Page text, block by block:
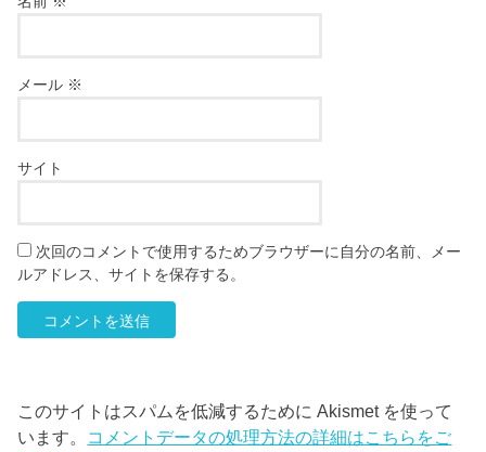
メール ※
サイト
次回のコメントで使用するためブラウザーに自分の名前、メー
ルアドレス、サイトを保存する。
このサイトはスパムを低減するために Akismet を使って
います。 コメントデータの処理方法の詳細はこちらをご